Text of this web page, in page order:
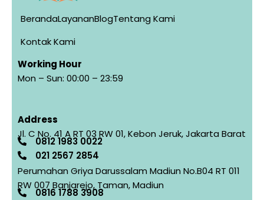
BerandaLayananBlogTentang Kami
Kontak Kami
Working Hour
Mon – Sun: 00:00 – 23:59
Address
Jl. C No. 41 A RT 03 RW 01, Kebon Jeruk, Jakarta Barat
0812 1983 0022
021 2567 2854​
Perumahan Griya Darussalam Madiun No.B04 RT 011
RW 007 Banjarejo, Taman, Madiun
0816 1788 3908